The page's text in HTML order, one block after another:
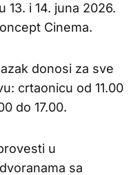
i 14. juna 2026.
Cinema.
donosi za sve
crtaonicu od 11.00
do 17.00.
u
sa